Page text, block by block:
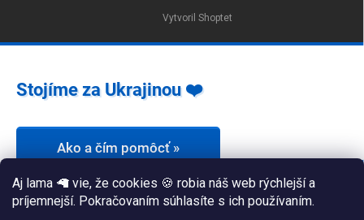
Aj lama 🦙 vie, že cookies 🍪 robia náš web rýchlejší a
príjemnejší. Pokračovaním súhlasíte s ich používaním.
Vytvoril Shoptet
Stojíme za Ukrajinou ❤️
Ako a čím pomôcť »